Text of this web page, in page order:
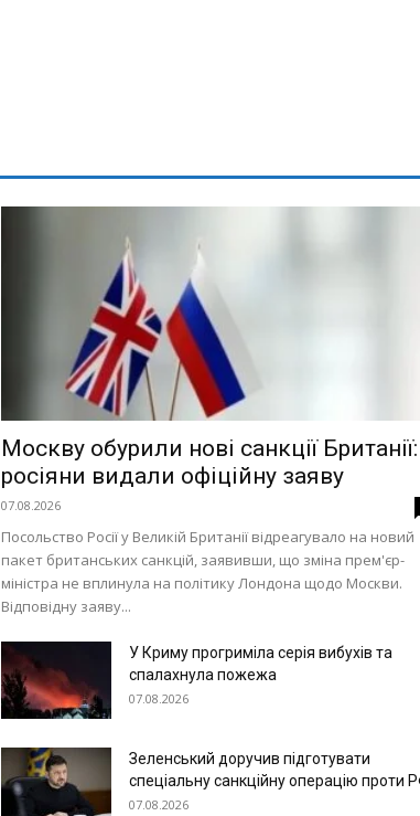
Москву обурили нові санкції Британії:
росіяни видали офіційну заяву
07.08.2026
Посольство Росії у Великій Британії відреагувало на новий
пакет британських санкцій, заявивши, що зміна прем'єр-
міністра не вплинула на політику Лондона щодо Москви.
Відповідну заяву...
У Криму прогриміла серія вибухів та
спалахнула пожежа
07.08.2026
Зеленський доручив підготувати
спеціальну санкційну операцію проти
07.08.2026